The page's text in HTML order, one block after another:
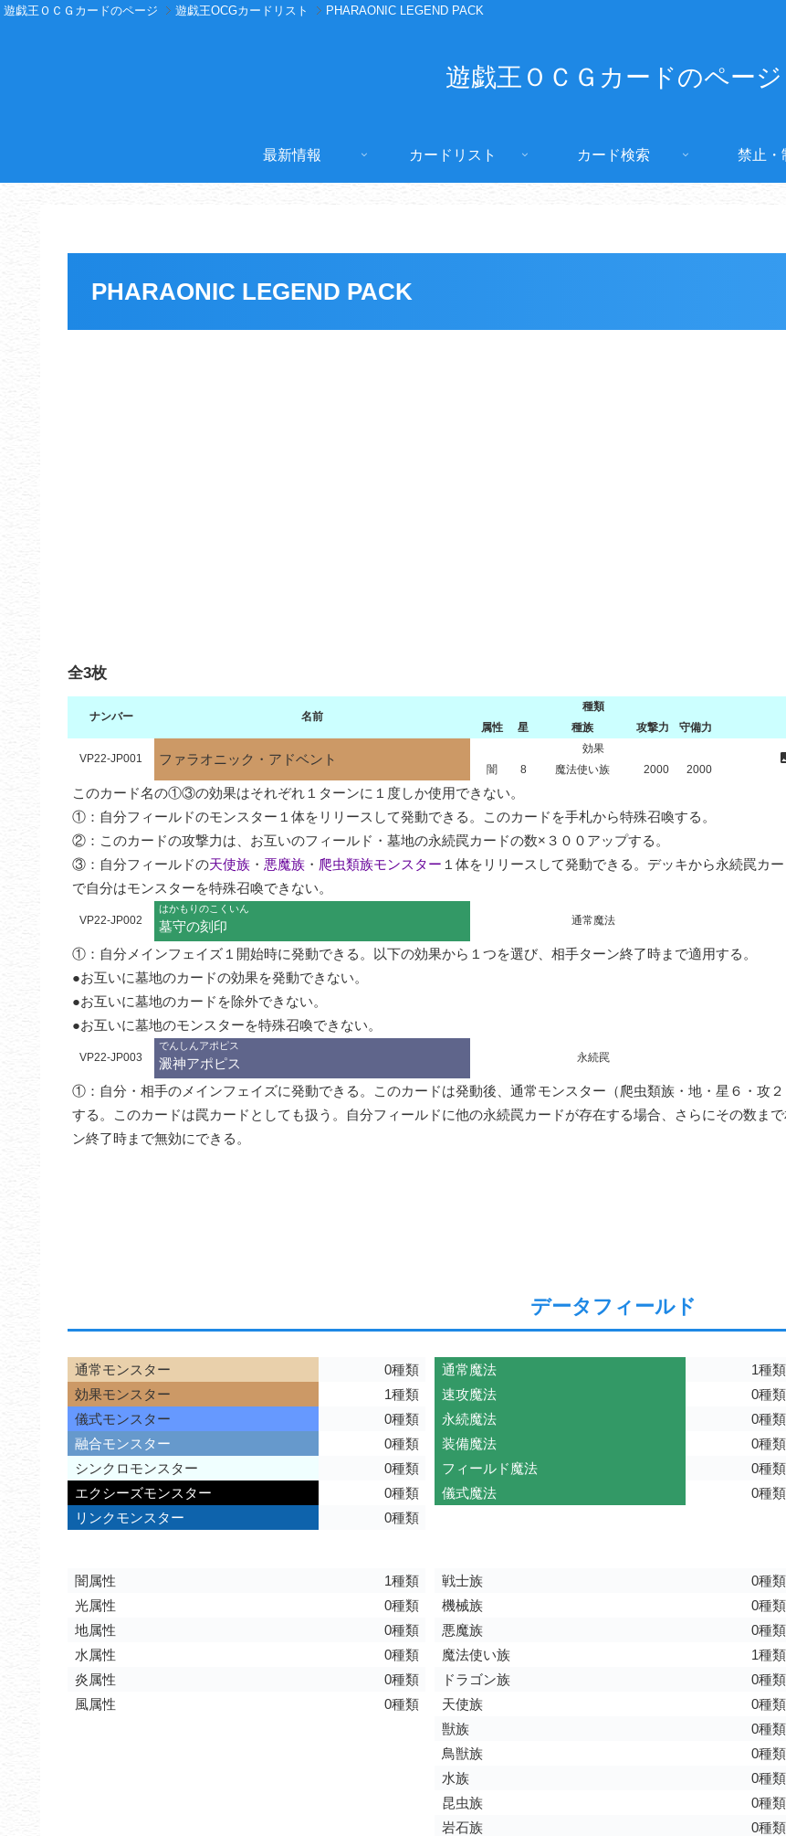
遊戯王ＯＣＧカードのページ 遊戯王OCGカードリスト PHARAONIC LEGEND PACK
遊戯王ＯＣＧカードのページ
最新情報 カードリスト カード検索 禁止・
PHARAONIC LEGEND PACK
全3枚
ナンバー 名前
種類
属性
星 種族 攻撃力 守備力
VP22-JP001 ファラオニック・アドベント
効果
闇
8 魔法使い族 2000 2000
このカード名の①③の効果はそれぞれ１ターンに１度しか使用できない。
①：自分フィールドのモンスター１体をリリースして発動できる。このカードを手札から特殊召喚する。
②：このカードの攻撃力は、お互いのフィールド・墓地の永続罠カードの数×３００アップする。
③：自分フィールドの天使族 ・ 悪魔族 ・ 爬虫類族モンスター １体をリリースして発動できる。デッキから永続罠カ
で自分はモンスターを特殊召喚できない。
VP22-JP002
はかもりのこくいん
墓守の刻印 通常魔法
①：自分メインフェイズ１開始時に発動できる。以下の効果から１つを選び、相手ターン終了時まで適用する。
●お互いに墓地のカードの効果を発動できない。
●お互いに墓地のカードを除外できない。
●お互いに墓地のモンスターを特殊召喚できない。
VP22-JP003
でんしんアポピス
澱神アポピス 永続罠
①：自分・相手のメインフェイズに発動できる。このカードは発動後、通常モンスター（爬虫類族・地・星６・攻
する。このカードは罠カードとしても扱う。自分フィールドに他の永続罠カードが存在する場合、さらにその数ま
ン終了時まで無効にできる。
データフィールド
通常モンスター
0種類
効果モンスター
1種類
儀式モンスター
0種類
融合モンスター
0種類
シンクロモンスター
0種類
エクシーズモンスター
0種類
リンクモンスター
0種類
通常魔法
1種類
速攻魔法
0種類
永続魔法
0種類
装備魔法
0種類
フィールド魔法
0種類
儀式魔法
0種類
闇属性
1種類
光属性
0種類
地属性
0種類
水属性
0種類
炎属性
0種類
風属性
0種類
戦士族
0種類
機械族
0種類
悪魔族
0種類
魔法使い族
1種類
ドラゴン族
0種類
天使族
0種類
獣族
0種類
鳥獣族
0種類
水族
0種類
昆虫族
0種類
岩石族
0種類